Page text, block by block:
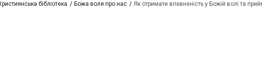
бібліотека Божа воля про нас Як отримати впевненість у Божій волі та